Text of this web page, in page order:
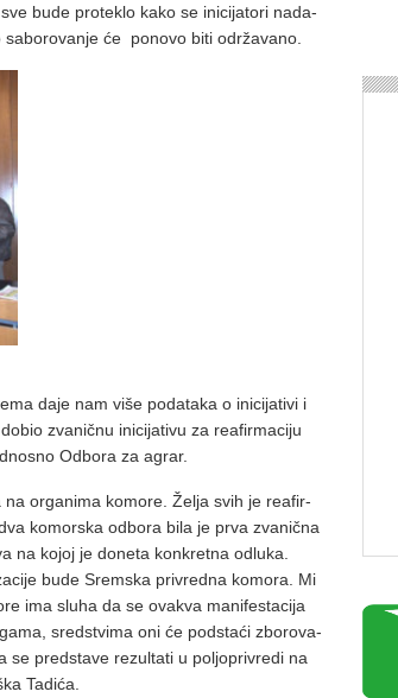
bu­de pro­te­klo ka­ko se ini­ci­ja­to­ri na­da­
će po­no­vo bi­ti odr­ža­va­no.
da­je nam vi­še po­da­ta­ka o ini­ci­ja­ti­vi i
zva­nič­nu ini­ci­ja­ti­vu za re­a­fir­ma­ci­ju
Od­bo­ra za agrar.
or­ga­ni­ma ko­mo­re. Že­lja svih je re­a­fir­
ko­mor­ska od­bo­ra bi­la je pr­va zva­nič­na
na ko­joj je do­ne­ta kon­kret­na od­lu­ka.
bu­de Srem­ska pri­vred­na ko­mo­ra. Mi
ima slu­ha da se ova­kva ma­ni­fe­sta­ci­ja
sred­stvi­ma oni će pod­sta­ći zbo­ro­va­
se pred­sta­ve re­zul­ta­ti u po­ljo­pri­vre­di na
Ta­di­ća.